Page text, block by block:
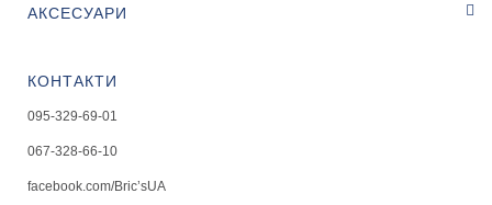
АКСЕСУАРИ
КОНТАКТИ
095-329-69-01
067-328-66-10
facebook.com/Bric’sUA